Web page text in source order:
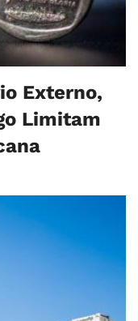
Externo,
Limitam